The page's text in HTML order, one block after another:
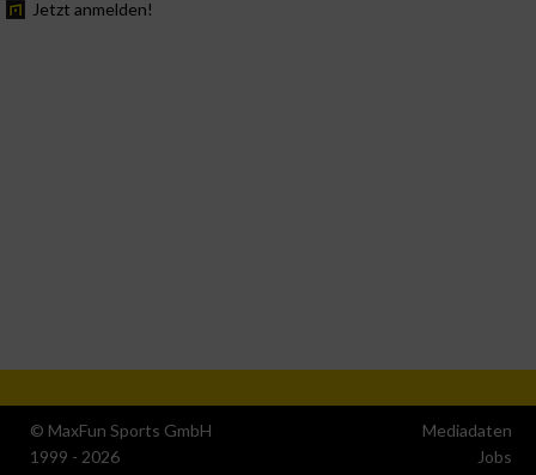
Jetzt anmelden!
© MaxFun Sports GmbH
1999 - 2026
Mediadaten
Jobs